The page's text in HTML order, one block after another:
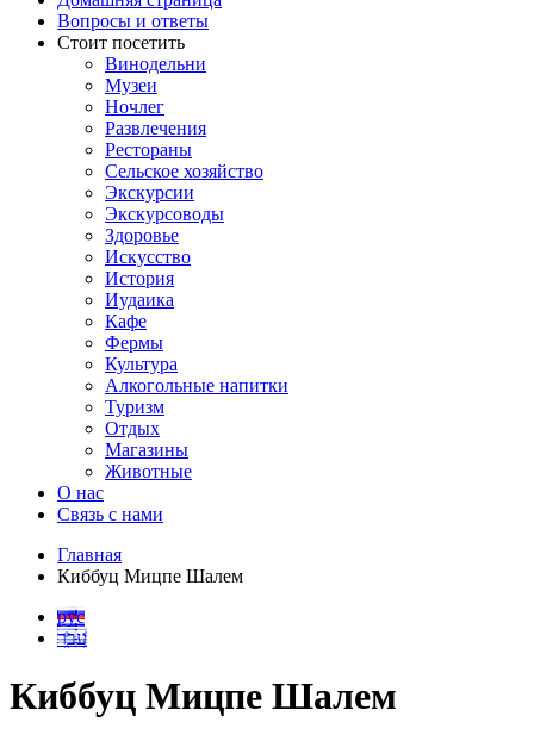
Вопросы и ответы
Стоит посетить
Винодельни
Музеи
Ночлег
Развлечения
Рестораны
Сельское хозяйство
Экскурсии
Экскурсоводы
Здоровье
Искусство
История
Иудаика
Кафе
Фермы
Культура
Алкогольные напитки
Туризм
Отдых
Магазины
Животные
О нас
Связь с нами
Главная
Киббуц Мицпе Шалем
рус
עבר
Киббуц Мицпе Шалем